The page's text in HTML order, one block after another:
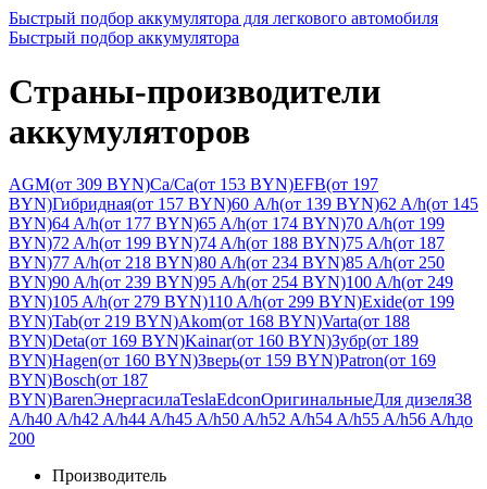
Быстрый подбор аккумулятора для легкового автомобиля
Быстрый подбор аккумулятора
Страны-производители
аккумуляторов
AGM(от 309 BYN)Ca/Ca(от 153 BYN)EFB(от 197
BYN)Гибридная(от 157 BYN)60 A/h(от 139 BYN)62 A/h(от 145
BYN)64 A/h(от 177 BYN)65 A/h(от 174 BYN)70 A/h(от 199
BYN)72 A/h(от 199 BYN)74 A/h(от 188 BYN)75 A/h(от 187
BYN)77 A/h(от 218 BYN)80 A/h(от 234 BYN)85 A/h(от 250
BYN)90 A/h(от 239 BYN)95 A/h(от 254 BYN)100 A/h(от 249
BYN)105 A/h(от 279 BYN)110 A/h(от 299 BYN)Exide(от 199
BYN)Tab(от 219 BYN)Akom(от 168 BYN)Varta(от 188
BYN)Deta(от 169 BYN)Kainar(от 160 BYN)Зубр(от 189
BYN)Hagen(от 160 BYN)Зверь(от 159 BYN)Patron(от 169
BYN)Bosch(от 187
BYN)BarenЭнергасилаTeslaEdconОригинальныеДля дизеля38
A/h40 A/h42 A/h44 A/h45 A/h50 A/h52 A/h54 A/h55 A/h56 A/hдо
200
Производитель